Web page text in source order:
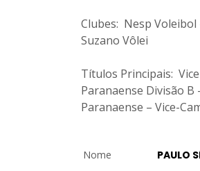
Clubes: Nesp Voleibol
Suzano Vôlei
Títulos Principais:
Paranaense Divisão B
Paranaense – Vice-
Nome PAULO